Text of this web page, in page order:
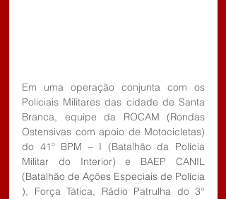
Em uma operação conjunta com os
Policiais Militares das cidade de Santa
Branca, equipe da ROCAM (Rondas
Ostensivas com apoio de Motocicletas)
do 41º BPM – I (Batalhão da Polícia
Militar do Interior) e BAEP CANIL
(
), Força Tática, Rádio Patrulha do 3°